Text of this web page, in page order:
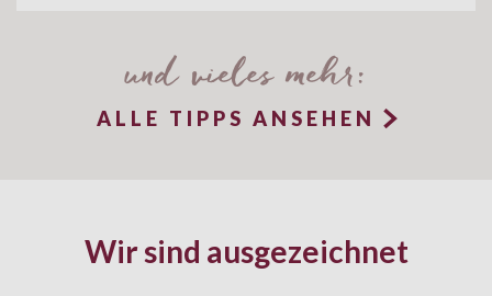
und vieles mehr:
ALLE TIPPS ANSEHEN 
Wir sind ausgezeichnet